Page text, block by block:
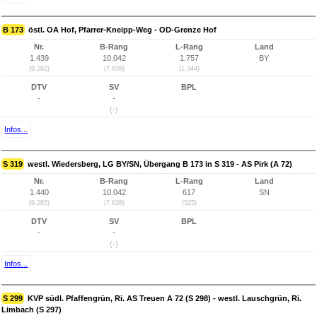
B 173 östl. OA Hof, Pfarrer-Kneipp-Weg - OD-Grenze Hof
Nr.
1.439
(9.282)
B-Rang
10.042
(7.638)
L-Rang
1.757
(1.344)
Land
BY
DTV
-
SV
-
(-)
BPL
Infos...
S 319 westl. Wiedersberg, LG BY/SN, Übergang B 173 in S 319 - AS Pirk (A 72)
Nr.
1.440
(9.285)
B-Rang
10.042
(7.638)
L-Rang
617
(525)
Land
SN
DTV
-
SV
-
(-)
BPL
Infos...
S 299 KVP südl. Pfaffengrün, Ri. AS Treuen A 72 (S 298) - westl. Lauschgrün, Ri.
Limbach (S 297)